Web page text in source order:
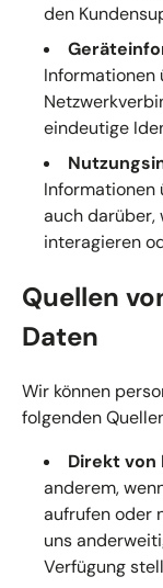
den
Informationen
eindeutige
Informationen
auch darüber,
interagieren
Quellen
Daten
Wir können
folgenden
Direkt von
anderem,
aufrufen oder
uns
Verfügung